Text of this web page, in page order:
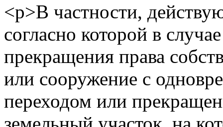
<p>В частности,
согласно которой в
прекращения права
или сооружение с
переходом или